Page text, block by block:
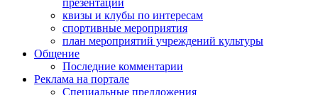
презентации
квизы и клубы по интересам
спортивные мероприятия
план мероприятий учреждений культуры
Общение
Последние комментарии
Реклама на портале
Специальные предложения